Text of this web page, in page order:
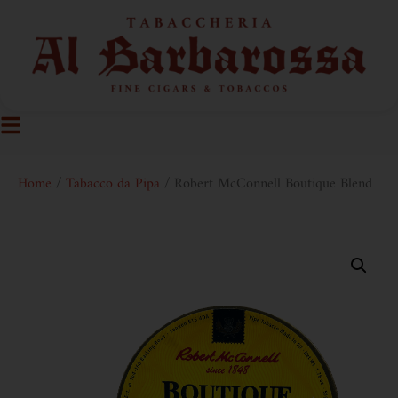
Home Tabacco da Pipa / Robert McConnell Boutique Blend